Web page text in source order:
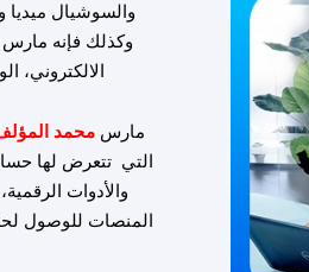
والسوشيال ميديا
وكذلك فإنه مارس
الالكتروني،
مارس محمد
التي تتعرض لها
والأدوات
المنصات للوصول